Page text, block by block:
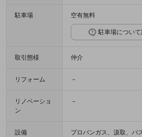
駐車場 空有無料
駐車場につい
取引態様 仲介
リフォーム －
リノベーショ
ン
－
設備
プロパンガス、汲取、バ